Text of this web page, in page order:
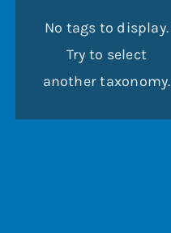
No tags to display.
Try to select
another taxonomy.